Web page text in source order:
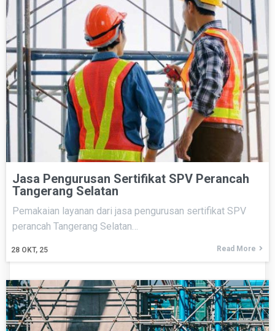
Jasa Pengurusan Sertifikat SPV Perancah
Tangerang Selatan
28 OKT, 25
Pemakaian layanan dari jasa pengurusan sertifikat SPV
perancah Tangerang Selatan…
Read More